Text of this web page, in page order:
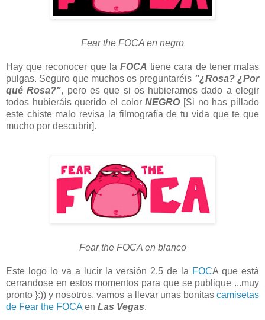
Fear the FOCA en negro
Hay que reconocer que la FOCA tiene cara de tener malas
pulgas. Seguro que muchos os preguntaréis "¿Rosa? ¿Por
qué Rosa?", pero es que si os hubieramos dado a elegir
todos hubieráis querido el colorNEGRO[Si no has pillado
este chiste malo revisa la filmografía de tu vida que te que
mucho por descubrir].
Fear the FOCA en blanco
Este logo lo va a lucir la versión 2.5 de la FOCA que está
cerrandose en estos momentos para que se publique ...muy
pronto }:)) y nosotros, vamos a llevar unas bonitas camisetas
de Fear the FOCA en Las Vegas.